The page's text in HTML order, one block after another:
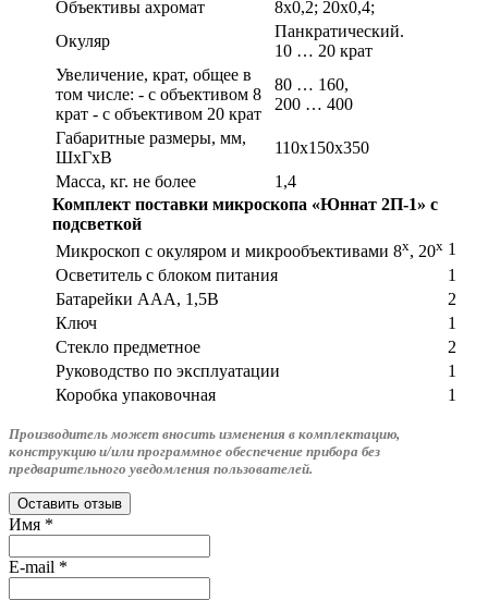
Объективы ахромат
8х0,2; 20х0,4;
Окуляр
Панкратический.
10 … 20 крат
Увеличение, крат, общее в
том числе: - с объективом 8
крат - с объективом 20 крат
80 … 160,
200 … 400
Габаритные размеры, мм,
ШхГхВ
110х150х350
Масса, кг. не более
1,4
Комплект поставки микроскопа «Юннат 2П-1» с
подсветкой
Микроскоп с окуляром и микрообъективами 8х, 20х 1
Осветитель с блоком питания
1
Батарейки ААА, 1,5В
2
Ключ
1
Стекло предметное
2
Руководство по эксплуатации
1
Коробка упаковочная
1
Производитель может вносить изменения в комплектацию,
конструкцию и/или программное обеспечение прибора без
предварительного уведомления пользователей.
Оставить отзыв
Имя *
E-mail *